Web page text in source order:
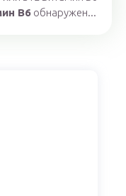
В6 обнаружен...